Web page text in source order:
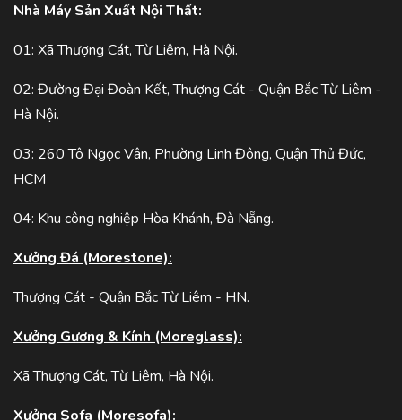
Nhà Máy Sản Xuất Nội Thất:
01: Xã Thượng Cát, Từ Liêm, Hà Nội.
02: Đường Đại Đoàn Kết, Thượng Cát - Quận Bắc Từ Liêm -
Hà Nội.
03: 260 Tô Ngọc Vân, Phường Linh Đông, Quận Thủ Đức,
HCM
04: Khu công nghiệp Hòa Khánh, Đà Nẵng.
Xưởng Đá (Morestone):
Thượng Cát - Quận Bắc Từ Liêm - HN.
Xưởng Gương & Kính (Moreglass):
Xã Thượng Cát, Từ Liêm, Hà Nội.
Xưởng Sofa (Moresofa):